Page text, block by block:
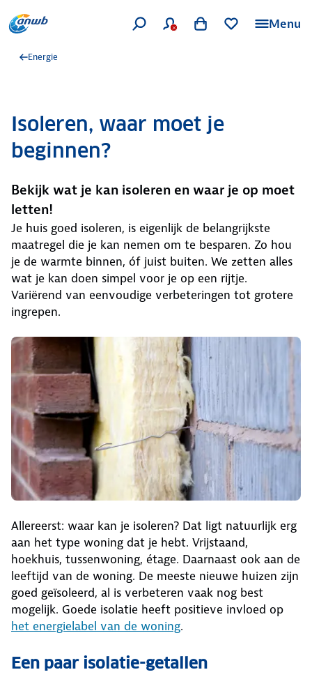
Menu
Energie
Isoleren, waar moet je
beginnen?
Bekijk wat je kan isoleren en waar je op moet
letten!
Je huis goed isoleren, is eigenlijk de belangrijkste
maatregel die je kan nemen om te besparen. Zo hou
je de warmte binnen, óf juist buiten. We zetten alles
wat je kan doen simpel voor je op een rijtje.
Variërend van eenvoudige verbeteringen tot grotere
ingrepen.
Allereerst: waar kan je isoleren? Dat ligt natuurlijk erg
aan het type woning dat je hebt. Vrijstaand,
hoekhuis, tussenwoning, étage. Daarnaast ook aan de
leeftijd van de woning. De meeste nieuwe huizen zijn
goed geïsoleerd, al is verbeteren vaak nog best
mogelijk. Goede isolatie heeft positieve invloed op
het energielabel van de woning.
Een paar isolatie-getallen